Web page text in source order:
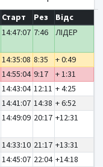
Старт Рез
Відс
14:47:07 7:46 ЛІДЕР
14:35:08 8:35
+ 0:49
14:55:04 9:17
+ 1:31
14:43:04 12:11 + 4:25
14:41:07 14:38 + 6:52
14:49:09 20:17 +12:31
14:33:10 21:17 +13:31
14:45:07 22:04 +14:18